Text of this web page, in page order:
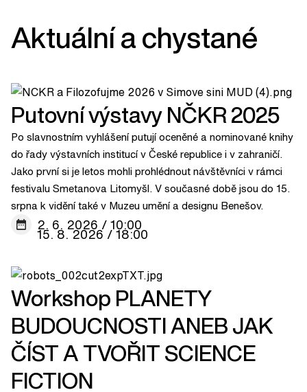
Aktuální a chystané
Putovní výstavy NČKR 2025
Po slavnostním vyhlášení putují oceněné a nominované knihy
do řady výstavních institucí v České republice i v zahraničí.
Jako první si je letos mohli prohlédnout návštěvníci v rámci
festivalu Smetanova Litomyšl. V současné době jsou do 15.
srpna k vidění také v Muzeu umění a designu Benešov.
2. 6. 2026 / 10:00
15. 8. 2026 / 18:00
Workshop PLANETY
BUDOUCNOSTI ANEB JAK
ČÍST A TVOŘIT SCIENCE
FICTION